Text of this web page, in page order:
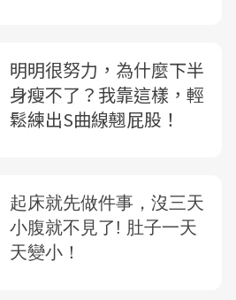
明明很努力，為什麼下半
身瘦不了？我靠這樣，輕
鬆練出S曲線翹屁股！